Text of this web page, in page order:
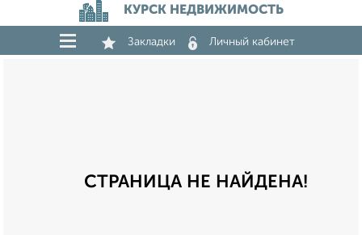
КУРСК НЕДВИЖИМОСТЬ
Закладки Личный кабинет
СТРАНИЦА НЕ НАЙДЕНА!